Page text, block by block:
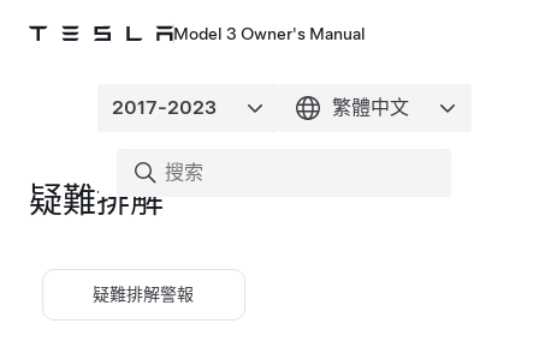
Model 3 Owner's Manual
疑難排解
疑難排解警報